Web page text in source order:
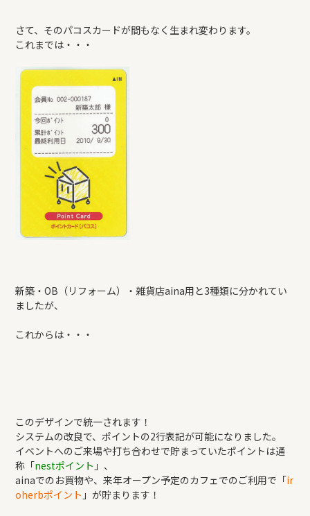
BLOG
COMPANY
さて、そのパコスカードが間もなく生まれ変わります。
これまでは・・・
新築・OB（リフォーム）・雑貨店aina用と3種類に分かれてい
ましたが、
これからは・・・
このデザインで統一されます！
システムの改良で、ポイントの2行表記が可能になりました。
イベントへのご来場や打ち合わせで貯まっていたポイントは通
称「nestポイント 」、
ainaでのお買物や、来年オープン予定のカフェでのご利用で「ir
oherbポイント 」が貯まります！